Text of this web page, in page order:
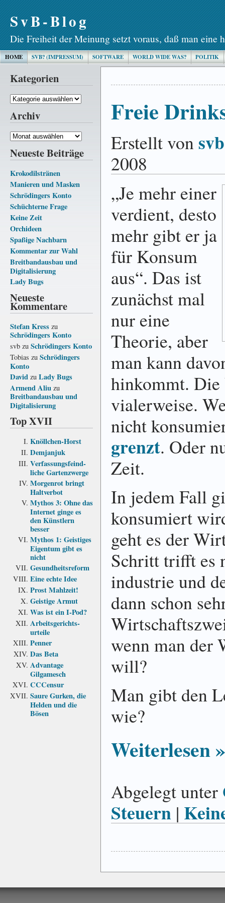
SvB-Blog
Die Freiheit der Meinung setzt voraus, daß man eine
HOME SVB? (IMPRESSUM) SOFTWARE WORLD WIDE WAS? POLITIK
Kategorien
Kategorien
Archiv
Archiv
Neueste Beiträge
Krokodilstränen
Manieren und Masken
Schrödingers Konto
Schüchterne Frage
Keine Zeit
Orchideen
Spaßige Nachbarn
Kommentar zur Wahl
Breitbandausbau und
Digitalisierung
Lady Bugs
Neueste
Kommentare
Stefan Kress zu
Schrödingers Konto
svb zu Schrödingers Konto
Tobias zu Schrödingers
Konto
David zu Lady Bugs
Armend Aliu zu
Breitbandausbau und
Digitalisierung
Top XVII
Knöllchen-Horst
Demjanjuk
Verfassungs­feind­
liche Garten­zwerge
Morgenrot bringt
Haltverbot
Mythos 3: Ohne das
Internet ginge es
den Künstlern
besser
Mythos 1: Geistiges
Eigentum gibt es
nicht
Gesundheits­reform
Eine echte Idee
Prost Mahlzeit!
Geistige Armut
Was ist ein I-Pod?
Arbeits­gerichts­
urteile
Penner
Das Beta
Advantage
Gilgamesch
CCCensur
Saure Gurken, die
Helden und die
Bösen
Freie
Erstellt vonsvb
2008
„Je mehr einer
verdient, desto
mehr gibt er ja
für Konsum
aus“. Das ist
zu­nächst mal
nur eine
Theorie, aber
man kann
hin­kommt.
vialer­weise.
nicht
grenzt. Oder
Zeit.
In jedem Fall
konsumiert
geht es der
Schritt trifft es
in­du­strie und
dann schon
wenn man der
will?
Man gibt den
wie?
Weiterlesen »
Abgelegt unter
Steuern |